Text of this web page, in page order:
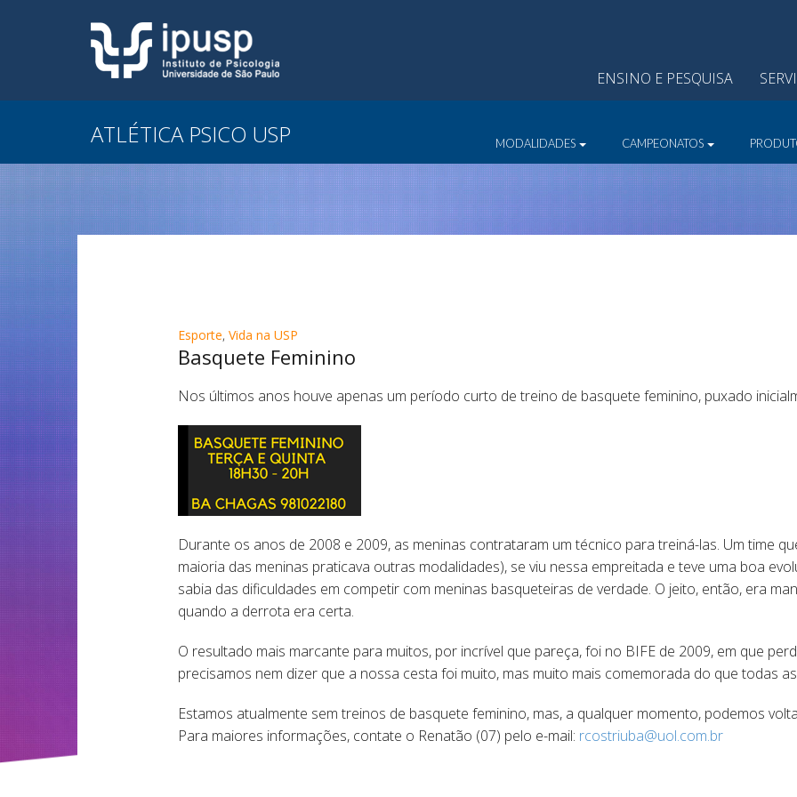
ENSINO E PESQUISA
ATLÉTICA PSICO USP MODALIDADES CAMPEONATOS
Esporte, Vida na USP
Basquete Feminino
Nos últimos anos houve apenas um período curto de treino de basquete feminino, puxado
Durante os anos de 2008 e 2009, as meninas contrataram um técnico para treiná-las. Um time
maioria das meninas praticava outras modalidades), se viu nessa empreitada e teve uma boa
sabia das dificuldades em competir com meninas basqueteiras de verdade. O jeito, então, era
quando a derrota era certa.
O resultado mais marcante para muitos, por incrível que pareça, foi no BIFE de 2009, em que
precisamos nem dizer que a nossa cesta foi muito, mas muito mais comemorada do que todas
Estamos atualmente sem treinos de basquete feminino, mas, a qualquer momento, podemos
Para maiores informações, contate o Renatão (07) pelo e-mail: rcostriuba@uol.com.br